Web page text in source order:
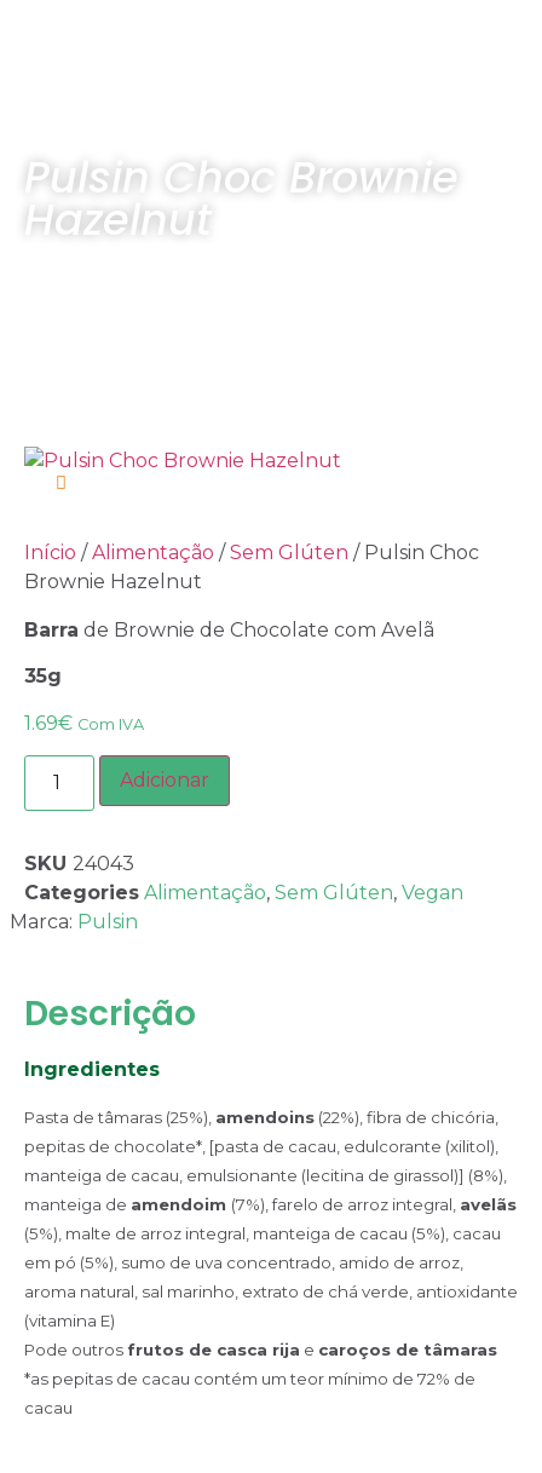
Pulsin Choc Brownie
Hazelnut
Início /Alimentação /Sem Glúten / Pulsin Choc
Brownie Hazelnut
Barra de Brownie de Chocolate com Avelã
35g
1.69€ Com IVA
Adicionar
SKU 24043
Categories Alimentação, Sem Glúten, Vegan
Marca: Pulsin
Descrição
Ingredientes
Pasta de tâmaras (25%), amendoins (22%), fibra de chicória,
pepitas de chocolate*, [pasta de cacau, edulcorante (xilitol),
manteiga de cacau, emulsionante (lecitina de girassol)] (8%),
manteiga de amendoim (7%), farelo de arroz integral, avelãs
(5%), malte de arroz integral, manteiga de cacau (5%), cacau
em pó (5%), sumo de uva concentrado, amido de arroz,
aroma natural, sal marinho, extrato de chá verde, antioxidante
(vitamina E)
Pode outros frutos de casca rija e caroços de tâmaras
*as pepitas de cacau contém um teor mínimo de 72% de
cacau